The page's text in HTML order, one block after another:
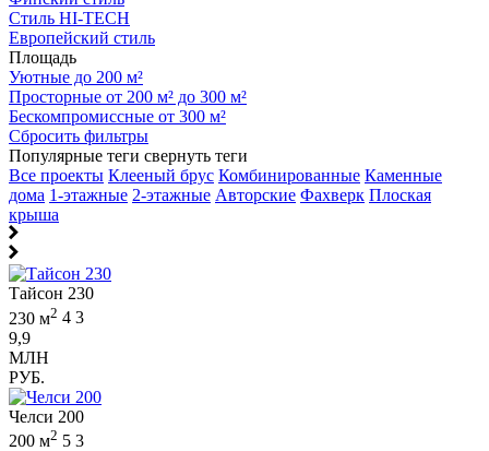
Стиль HI-TECH
Европейский стиль
Площадь
Уютные до 200 м²
Просторные от 200 м² до 300 м²
Бескомпромиссные от 300 м²
Сбросить фильтры
Популярные теги свернуть теги
Все проекты Клееный брус Комбинированные Каменные
дома 1-этажные 2-этажные Авторские Фахверк Плоская
крыша
Тайсон 230
230 м2 4 3
9,9
МЛН
РУБ.
Челси 200
200 м2 5 3